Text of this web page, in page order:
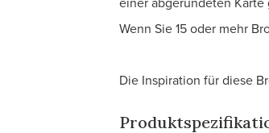
Wenn Sie 15 oder mehr
Die Inspiration für diese